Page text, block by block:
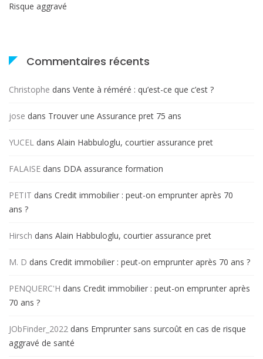
Risque aggravé
Commentaires récents
Christophe dans Vente à réméré : qu’est-ce que c’est ?
jose dans Trouver une Assurance pret 75 ans
YUCEL dans Alain Habbuloglu, courtier assurance pret
FALAISE dans DDA assurance formation
PETIT dans Credit immobilier : peut-on emprunter après 70
ans ?
Hirsch dans Alain Habbuloglu, courtier assurance pret
M. D dans Credit immobilier : peut-on emprunter après 70 ans ?
PENQUERC'H dans Credit immobilier : peut-on emprunter après
70 ans ?
JObFinder_2022 dans Emprunter sans surcoût en cas de risque
aggravé de santé